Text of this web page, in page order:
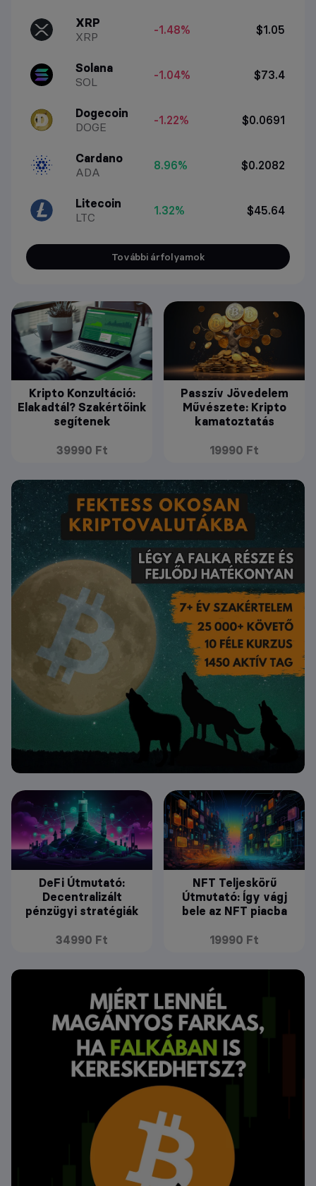
XRP
XRP
-1.48% $1.05
Solana
SOL
-1.04% $73.4
Dogecoin
DOGE
-1.22% $0.0691
Cardano
ADA
8.96% $0.2082
Litecoin
LTC
1.32% $45.64
További árfolyamok
Kripto Konzultáció:
Elakadtál? Szakértőink
segítenek
39990 Ft
Passzív Jövedelem
Művészete: Kripto
kamatoztatás
19990 Ft
DeFi Útmutató:
Decentralizált
pénzügyi stratégiák
34990 Ft
NFT Teljeskörű
Útmutató: Így vágj
bele az NFT piacba
19990 Ft